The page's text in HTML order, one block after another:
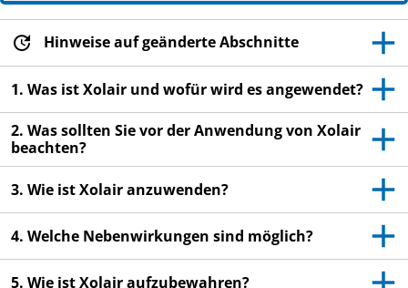
Wenn Sie weitere Fragen haben, wenden Sie sich
an Ihren Arzt, Apotheker oder das medizinische
Fachpersonal.
Dieses Arzneimittel wurde Ihnen persönlich
verschrieben. Geben Sie es nicht an Dritte weiter.
Es kann anderen Menschen schaden, auch wenn
diese die gleichen Beschwerden haben wie Sie.
Wenn Sie Nebenwirkungen bemerken, wenden Sie
sich an Ihren Arzt, Apotheker oder das
medizinische Fachpersonal. Dies gilt auch für
Nebenwirkungen, die nicht in dieser
Packungsbeilage angegeben sind. Siehe Abschnitt
Hinweise auf geänderte Abschnitte
1. Was ist Xolair und wofür wird es angewendet?
2. Was sollten Sie vor der Anwendung von Xolair
beachten?
3. Wie ist Xolair anzuwenden?
4. Welche Nebenwirkungen sind möglich?
5. Wie ist Xolair aufzubewahren?